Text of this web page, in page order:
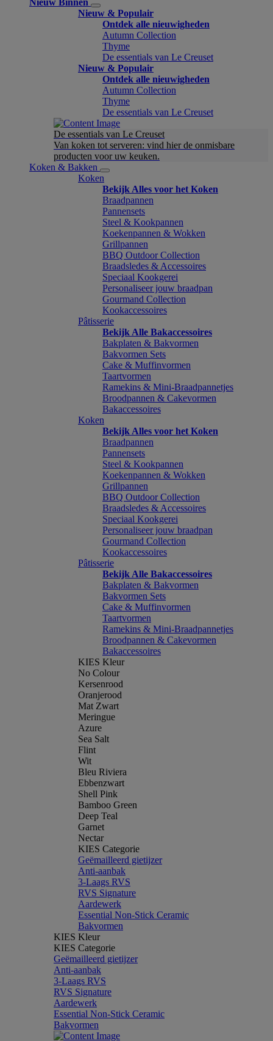
Nieuw Binnen
Nieuw & Populair
Ontdek alle nieuwigheden
Autumn Collection
Thyme
De essentials van Le Creuset
Nieuw & Populair
Ontdek alle nieuwigheden
Autumn Collection
Thyme
De essentials van Le Creuset
De essentials van Le Creuset
Van koken tot serveren: vind hier de onmisbare
producten voor uw keuken.
Koken & Bakken
Koken
Bekijk Alles voor het Koken
Braadpannen
Pannensets
Steel & Kookpannen
Koekenpannen & Wokken
Grillpannen
BBQ Outdoor Collection
Braadsledes & Accessoires
Speciaal Kookgerei
Personaliseer jouw braadpan
Gourmand Collection
Kookaccessoires
Pâtisserie
Bekijk Alle Bakaccessoires
Bakplaten & Bakvormen
Bakvormen Sets
Cake & Muffinvormen
Taartvormen
Ramekins & Mini-Braadpannetjes
Broodpannen & Cakevormen
Bakaccessoires
Koken
Bekijk Alles voor het Koken
Braadpannen
Pannensets
Steel & Kookpannen
Koekenpannen & Wokken
Grillpannen
BBQ Outdoor Collection
Braadsledes & Accessoires
Speciaal Kookgerei
Personaliseer jouw braadpan
Gourmand Collection
Kookaccessoires
Pâtisserie
Bekijk Alle Bakaccessoires
Bakplaten & Bakvormen
Bakvormen Sets
Cake & Muffinvormen
Taartvormen
Ramekins & Mini-Braadpannetjes
Broodpannen & Cakevormen
Bakaccessoires
KIES Kleur
No Colour
Kersenrood
Oranjerood
Mat Zwart
Meringue
Azure
Sea Salt
Flint
Wit
Bleu Riviera
Ebbenzwart
Shell Pink
Bamboo Green
Deep Teal
Garnet
Nectar
KIES Categorie
Geëmailleerd gietijzer
Anti-aanbak
3-Laags RVS
RVS Signature
Aardewerk
Essential Non-Stick Ceramic
Bakvormen
KIES Kleur
KIES Categorie
Geëmailleerd gietijzer
Anti-aanbak
3-Laags RVS
RVS Signature
Aardewerk
Essential Non-Stick Ceramic
Bakvormen